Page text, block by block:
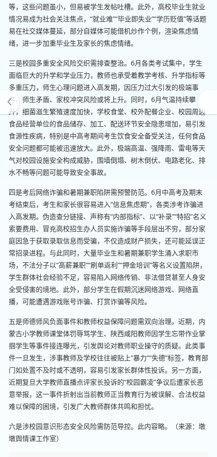
等，这些问题虽小，但易被学生发帖吐槽。此外，高校毕业生就业
情况易成为社会关注焦点，“就业难”“毕业即失业”“学历贬值”等话题
易在社交媒体蔓延，部分自媒体可能借机炒作个例，渲染焦虑情
绪，进一步加重毕业生及家长的焦虑情绪。
三是校园多重安全风险交织需排查整治。6月各类考试集中，学生
面临巨大的升学和学业压力，教师也承受着教学考核、升学指标等
多重压力，师生心理问题进入高发期，因压力过大引发的极端事
件、师生矛盾、家校冲突风险或将上升。同时，6月气温持续攀
升，细菌滋生繁殖速度加快，学校食堂、校外配餐企业、校园周边
食品经营单位的食品储存、加工、配送环节安全隐患增加，易引发
食源性疾病，特别是中高考期间考生饮食安全备受关注，任何食品
安全问题都可能被迅速放大。此外，极端高温、强降雨、雷电等天
气对校园设施安全构成威胁，围墙倒塌、树木倒伏、电路老化、排
水不畅等问题可能导致安全事故。
四是考后网络诈骗和暑期兼职陷阱需预警防范。6月中高考及期末
考结束后，考生和家长很容易进入“信息焦虑期”，各类涉考诈骗进
入高发期。伪造查分链接、声称有“内部指标”、以“补录”“特招”名义
索要费用、冒充高校招生办人员实施诈骗等手段层出不穷，部分家
庭因急于获取录取信息而受骗，不仅造成财产损失，还可能延误正
常招录进程。与此同时，大量毕业生和暑期兼职学生涌入求职市
场，不法分子以“高薪兼职”“刷单返利”“押金培训”等名义设置陷阱，
学生群体社会经验不足，容易陷入网络传销、非法借贷甚至人身安
全受侵害的境地。此外，部分学生在假期沉迷网络游戏、网络直
播，可能遭遇游戏账号诈骗、打赏诈骗等风险。
五是师德师风负面事件和教师权益保障问题需双向治理。近期，内
蒙古小学教师课堂体罚辱骂学生、陕西咸阳教师因学生忘带作业掌
掴学生等事件接连曝光，引发舆论对教师职业操守的质疑。此类事
件一旦发生，涉事教师及学校往往被贴上“暴力”“失德”标签，教育部
门如处置不及时或不透明，容易引发家长群体性投诉。另一方面，
近期复旦大学教师直播点评家长投诉的“校园霸凌”争议后遭家长恶
意举报，这一事件折射出当前教师正当教育行为被误解、合法权益
难以保障的困境，引发广大教师群体共鸣和担忧。
六是涉校园意识形态安全风险需防范导控。此内容略。（来源：墩
墩舆情课工作室）